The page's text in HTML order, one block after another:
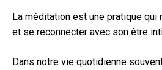
La méditation est une pratique qui
et se reconnecter avec son être
Dans notre vie quotidienne